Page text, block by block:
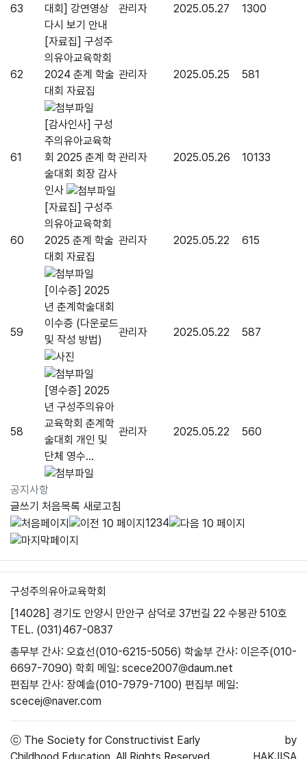
공지사항
63
대회] 강연영상
다시 보기 안내
관리자 2025.05.27 1300
62
[자료집] 구성주
의유아교육학회
2024 춘계 학술
대회 자료집
관리자 2025.05.25 581
61
[감사인사] 구성
주의유아교육학
회 2025 춘계 학
술대회 회장 감사
인사
관리자 2025.05.26 10133
60
[자료집] 구성주
의유아교육학회
2025 춘계 학술
대회 자료집
관리자 2025.05.22 615
59
[이수증] 2025
년 춘계학술대회
이수증 (다운로드
및 작성 방법)
관리자 2025.05.22 587
58
[영수증] 2025
년 구성주의유아
교육학회 춘계학
술대회 개인 및
단체 영수...
관리자 2025.05.22 560
글쓰기 처음목록 새로고침
1234
구성주의유아교육학회
[14028] 경기도 안양시 만안구 삼덕로 37번길 22 수봉관 510호
TEL. (031)467-0837
총무부 간사: 오효선(010-6215-5056) 학술부 간사: 이은주(010-
6697-7090) 학회 메일: scece2007@daum.net
편집부 간사: 장예솔(010-7979-7100) 편집부 메일:
scecej@naver.com
ⓒ The Society for Constructivist Early
by